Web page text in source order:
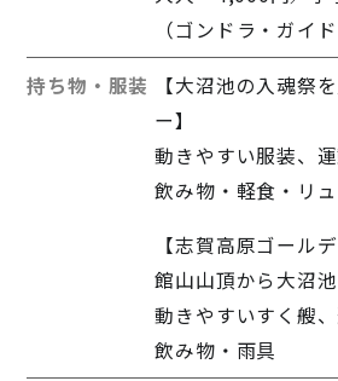
（ゴンドラ・ガイ
持ち物・服装
【大沼池の入魂祭
ー】
動きやすい服装、
飲み物・軽食・リ
【志賀高原ゴール
館山山頂から大沼池
動きやすいすく艘
飲み物・雨具